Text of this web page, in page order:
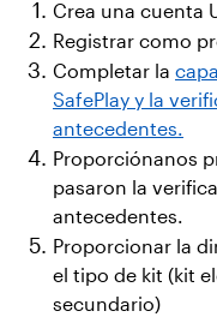
Crea una cuenta
Registrar como
Completar la
SafePlay y la
antecedentes.
Proporciónanos
pasaron la
antecedentes.
Proporcionar la
el tipo de kit (kit
secundario)